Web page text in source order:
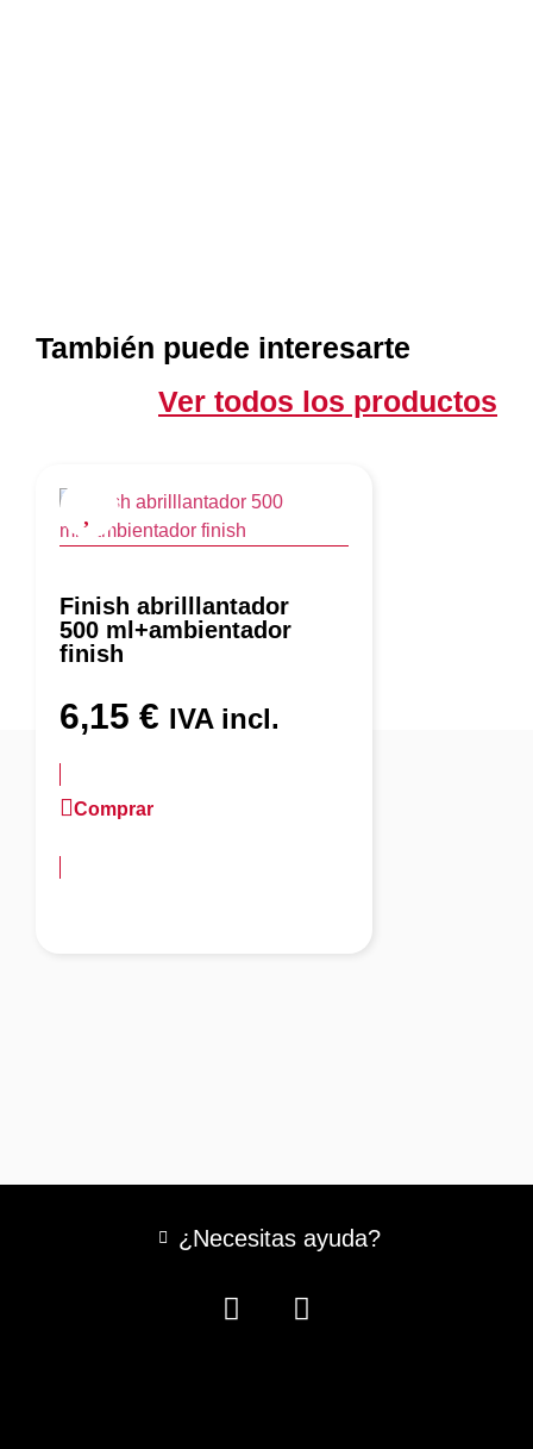
También puede interesarte
Ver todos los productos
Finish abrilllantador
500 ml+ambientador
finish
6,15 € IVA incl.
Comprar
¿Necesitas ayuda?